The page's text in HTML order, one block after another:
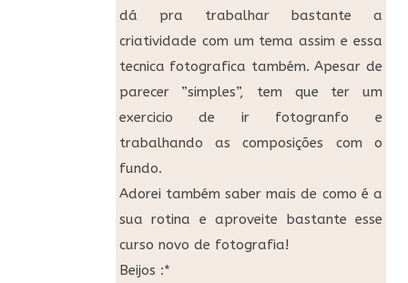
dá pra trabalhar bastante a
criatividade com um tema assim e essa
tecnica fotografica também. Apesar de
parecer ”simples”, tem que ter um
exercicio de ir fotogranfo e
trabalhando as composições com o
fundo.
Adorei também saber mais de como é a
sua rotina e aproveite bastante esse
curso novo de fotografia!
Beijos :*